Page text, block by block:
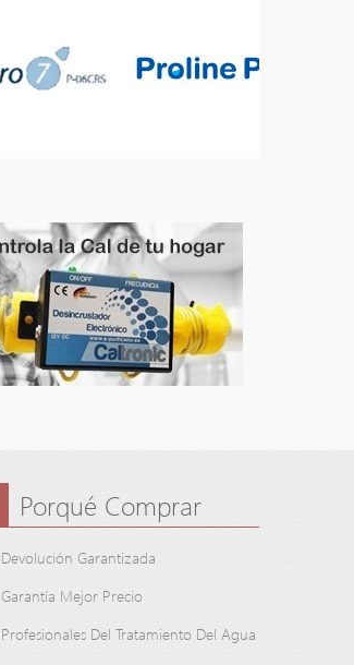
Porqué Comprar
Devolución Garantizada
Garantía Mejor Precio
Profesionales Del Tratamiento Del Agua